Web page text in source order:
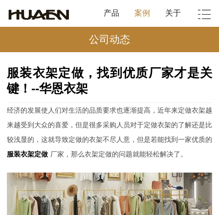
产品 案例 关于
公司动态
服装衣架定做，找到优质厂家才是关
键！--华恩衣架
经济的发展使人们对生活的品质要求也逐渐提高，近年来定做衣架越
来越受到大众的喜爱，但是很多采购人员对于定做衣架的了解还是比
较浅显的，这就导致定做的衣架不尽人意，但是若能找到一家优质的
服装衣架定做 厂家，那么衣架定做的问题就能轻松解决了。